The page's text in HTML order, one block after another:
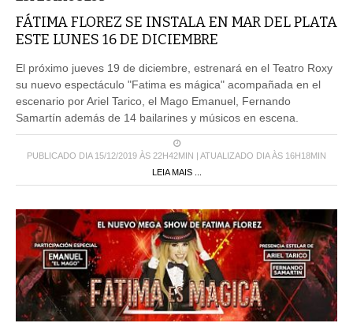
FÁTIMA FLOREZ SE INSTALA EN MAR DEL PLATA
ESTE LUNES 16 DE DICIEMBRE
El próximo jueves 19 de diciembre, estrenará en el Teatro Roxy
su nuevo espectáculo "Fatima es mágica" acompañada en el
escenario por Ariel Tarico, el Mago Emanuel, Fernando
Samartín además de 14 bailarines y músicos en escena.
PUBLICADO DIA 15/12/2019 ÀS 22H42MIN | ATUALIZADO DIA ÀS 16H18MIN
LEIA MAIS ...